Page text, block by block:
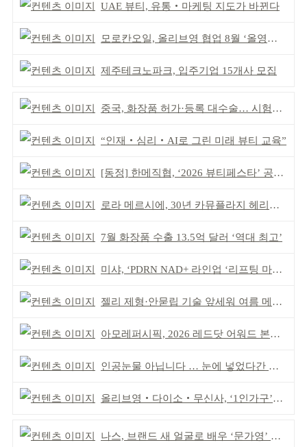
UAE 뷰티, 유통‧마케팅 지도가 바뀐다
모로칸오일, 올리브영 협업 8월 ‘올영픽’ 선정
제주테크노파크, 입주기업 15개사 모집
중국, 화장품 허가·등록 대수술… 시험자료 공용 허용
“인재‧심리‧AI로 그린 미래 뷰티 교육”
[동정] 한메직협, ‘2026 뷰티페스타’ 공동 주최
로라 메르시에, 30년 카뮤플라지 헤리티지 담아
7월 화장품 수출 13.5억 달러 ‘역대 최고’
미샤, ‘PDRN NAD+ 라인업 ‘리프팅 마스크’ 출시
젤리 제형·안묻립 기술 앞세워 여름 메이크업 시장 공략
아모레퍼시픽, 2026 레드닷 어워드 본상 2개 수상
인공눈물 아닙니다 … 눈에 넣었다간 각막 손상
올리브영‧다이소‧무신사, ‘1인가구’가 이끈다
나스, 브랜드 새 얼굴로 배우 ‘문가영’ 발탁